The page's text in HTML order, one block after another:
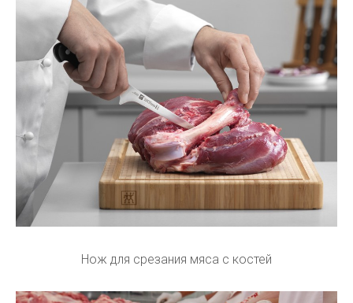
Нож для срезания мяса с костей